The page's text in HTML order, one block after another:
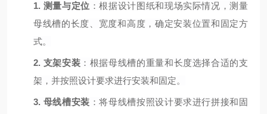
1. 测量与定位 ：根据设计图纸和现场实际情况，测量
母线槽的长度、宽度和高度，确定安装位置和固定方
式。
2. 支架安装 ：根据母线槽的重量和长度选择合适的支
架，并按照设计要求进行安装和固定。
3. 母线槽安装 ：将母线槽按照设计要求进行拼接和固